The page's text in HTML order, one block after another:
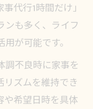
代行1時間だけ」
ンも多く、ライフ
が可能です。
調不良時に家事を
ズムを維持でき
や希望日時を具体